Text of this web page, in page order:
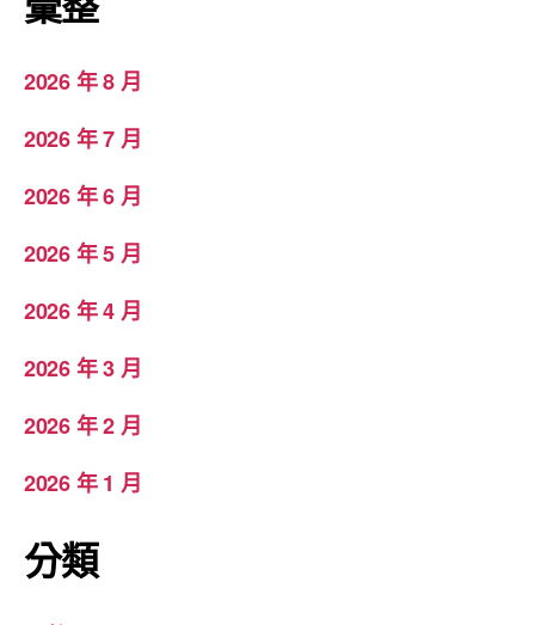
2026 年 8 月
2026 年 7 月
2026 年 6 月
2026 年 5 月
2026 年 4 月
2026 年 3 月
2026 年 2 月
2026 年 1 月
分類